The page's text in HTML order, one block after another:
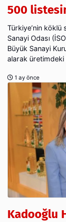
500
Türkiye’nin köklü
Sanayi Odası
Büyük Sanayi
alarak
1 ay önce
Kadooğlu